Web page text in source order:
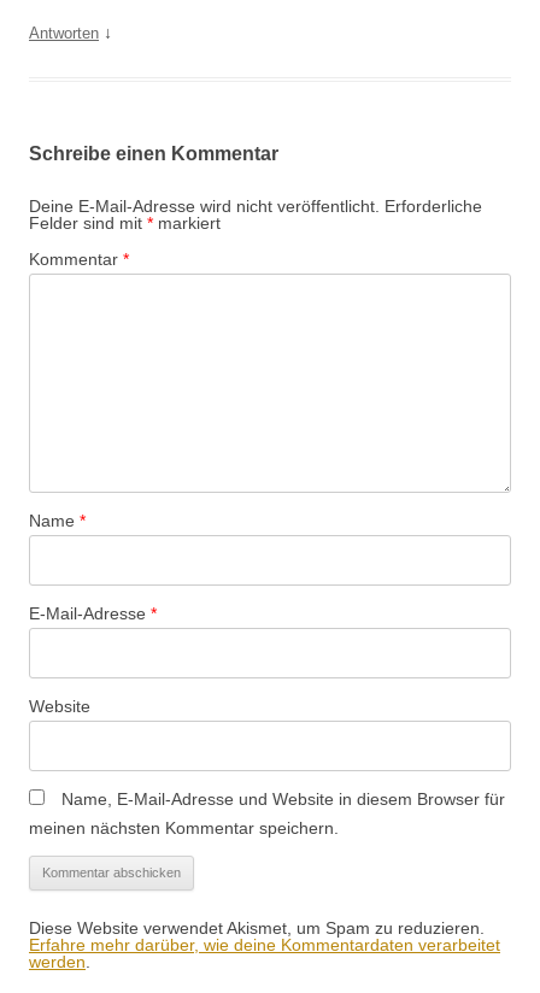
Antworten ↓
Schreibe einen Kommentar
Deine E-Mail-Adresse wird nicht veröffentlicht. Erforderliche
Felder sind mit * markiert
Kommentar *
Name *
E-Mail-Adresse *
Website
Name, E-Mail-Adresse und Website in diesem Browser für
meinen nächsten Kommentar speichern.
Diese Website verwendet Akismet, um Spam zu reduzieren.
Erfahre mehr darüber, wie deine Kommentardaten verarbeitet
werden